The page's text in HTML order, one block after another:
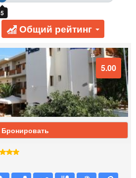
5
Общий рейтинг
5.00
Бронировать